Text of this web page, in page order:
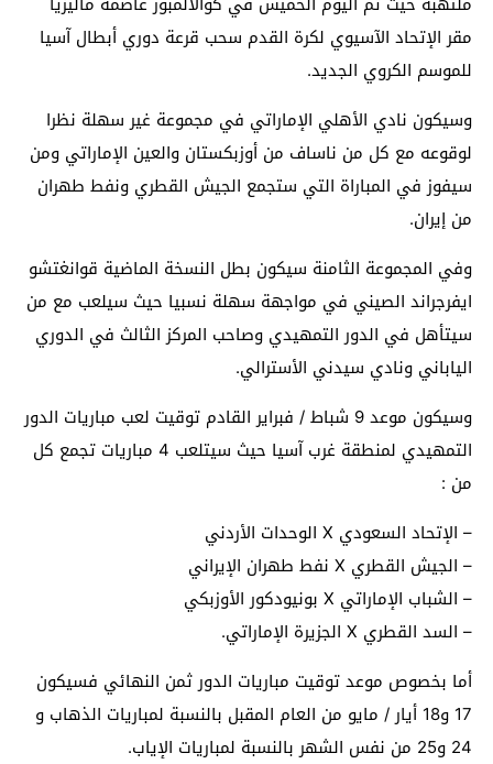
مقر الإتحاد الآسيوي لكرة القدم سحب قرعة دوري أبطال آسيا
للموسم الكروي الجديد.
وسيكون نادي الأهلي الإماراتي في مجموعة غير سهلة نظرا
لوقوعه مع كل من ناساف من أوزبكستان والعين الإماراتي ومن
سيفوز في المباراة التي ستجمع الجيش القطري ونفط طهران
من إيران.
وفي المجموعة الثامنة سيكون بطل النسخة الماضية قوانغتشو
ايفرجراند الصيني في مواجهة سهلة نسبيا حيث سيلعب مع من
سيتأهل في الدور التمهيدي وصاحب المركز الثالث في الدوري
الياباني ونادي سيدني الأسترالي.
وسيكون موعد 9 شباط / فبراير القادم توقيت لعب مباريات الدور
التمهيدي لمنطقة غرب آسيا حيث سيتلعب 4 مباريات تجمع كل
من :
– الإتحاد السعودي X الوحدات الأردني
– الجيش القطري X نفط طهران الإيراني
– الشباب الإماراتي X بونيودكور الأوزبكي
– السد القطري X الجزيرة الإماراتي.
أما بخصوص موعد توقيت مباريات الدور ثمن النهائي فسيكون
17 و18 أيار / مايو من العام المقبل بالنسبة لمباريات الذهاب و
24 و25 من نفس الشهر بالنسبة لمباريات الإياب.